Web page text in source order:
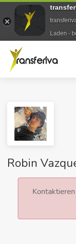
Robin
Laden -